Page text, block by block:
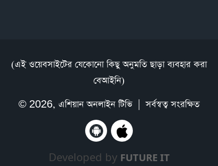
(এই ওয়েবসাইটের যেকোনো কিছু অনুমতি ছাড়া ব্যবহার করা
বেআইনি)
© 2026, এশিয়ান অনলাইন টিভি| সর্বস্বত্ব সংরক্ষিত
Developed by FUTURE IT